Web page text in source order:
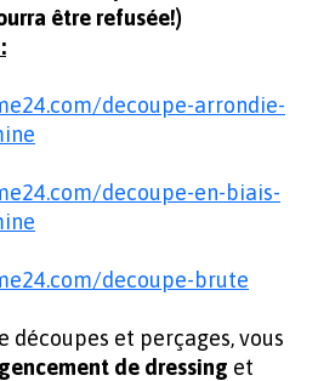
être refusée!)
decoupe-arrondie-
decoupe-en-biais-
decoupe-brute
découpes et perçages, vous
de dressing et